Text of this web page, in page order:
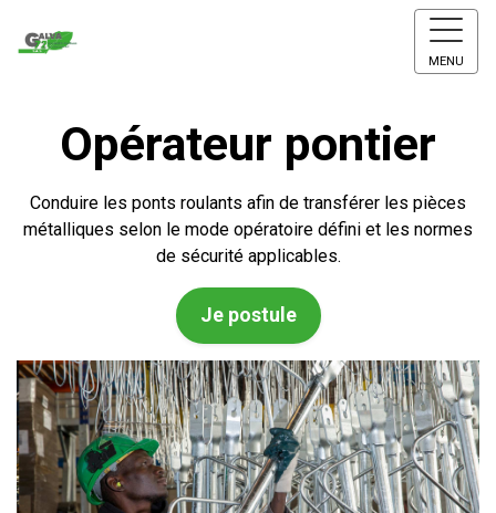
MENU
Opérateur pontier
Conduire les ponts roulants afin de transférer les pièces
métalliques selon le mode opératoire défini et les normes
de sécurité applicables.
Je postule